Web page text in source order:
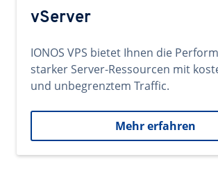
vServer
IONOS VPS bietet Ihnen die
starker Server-Ressourcen mit
und unbegrenztem Traffic.
Mehr erfahren